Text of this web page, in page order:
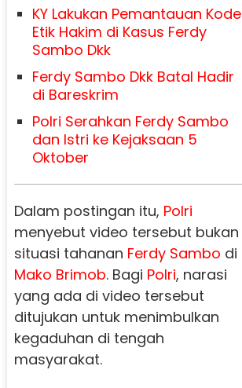
KY Lakukan Pemantauan Kode
Etik Hakim di Kasus Ferdy
Sambo Dkk
Ferdy Sambo Dkk Batal Hadir
di Bareskrim
Polri Serahkan Ferdy Sambo
dan Istri ke Kejaksaan 5
Oktober
Dalam postingan itu, Polri
menyebut video tersebut bukan
situasi tahanan Ferdy Sambo di
Mako Brimob. Bagi Polri, narasi
yang ada di video tersebut
ditujukan untuk menimbulkan
kegaduhan di tengah
masyarakat.